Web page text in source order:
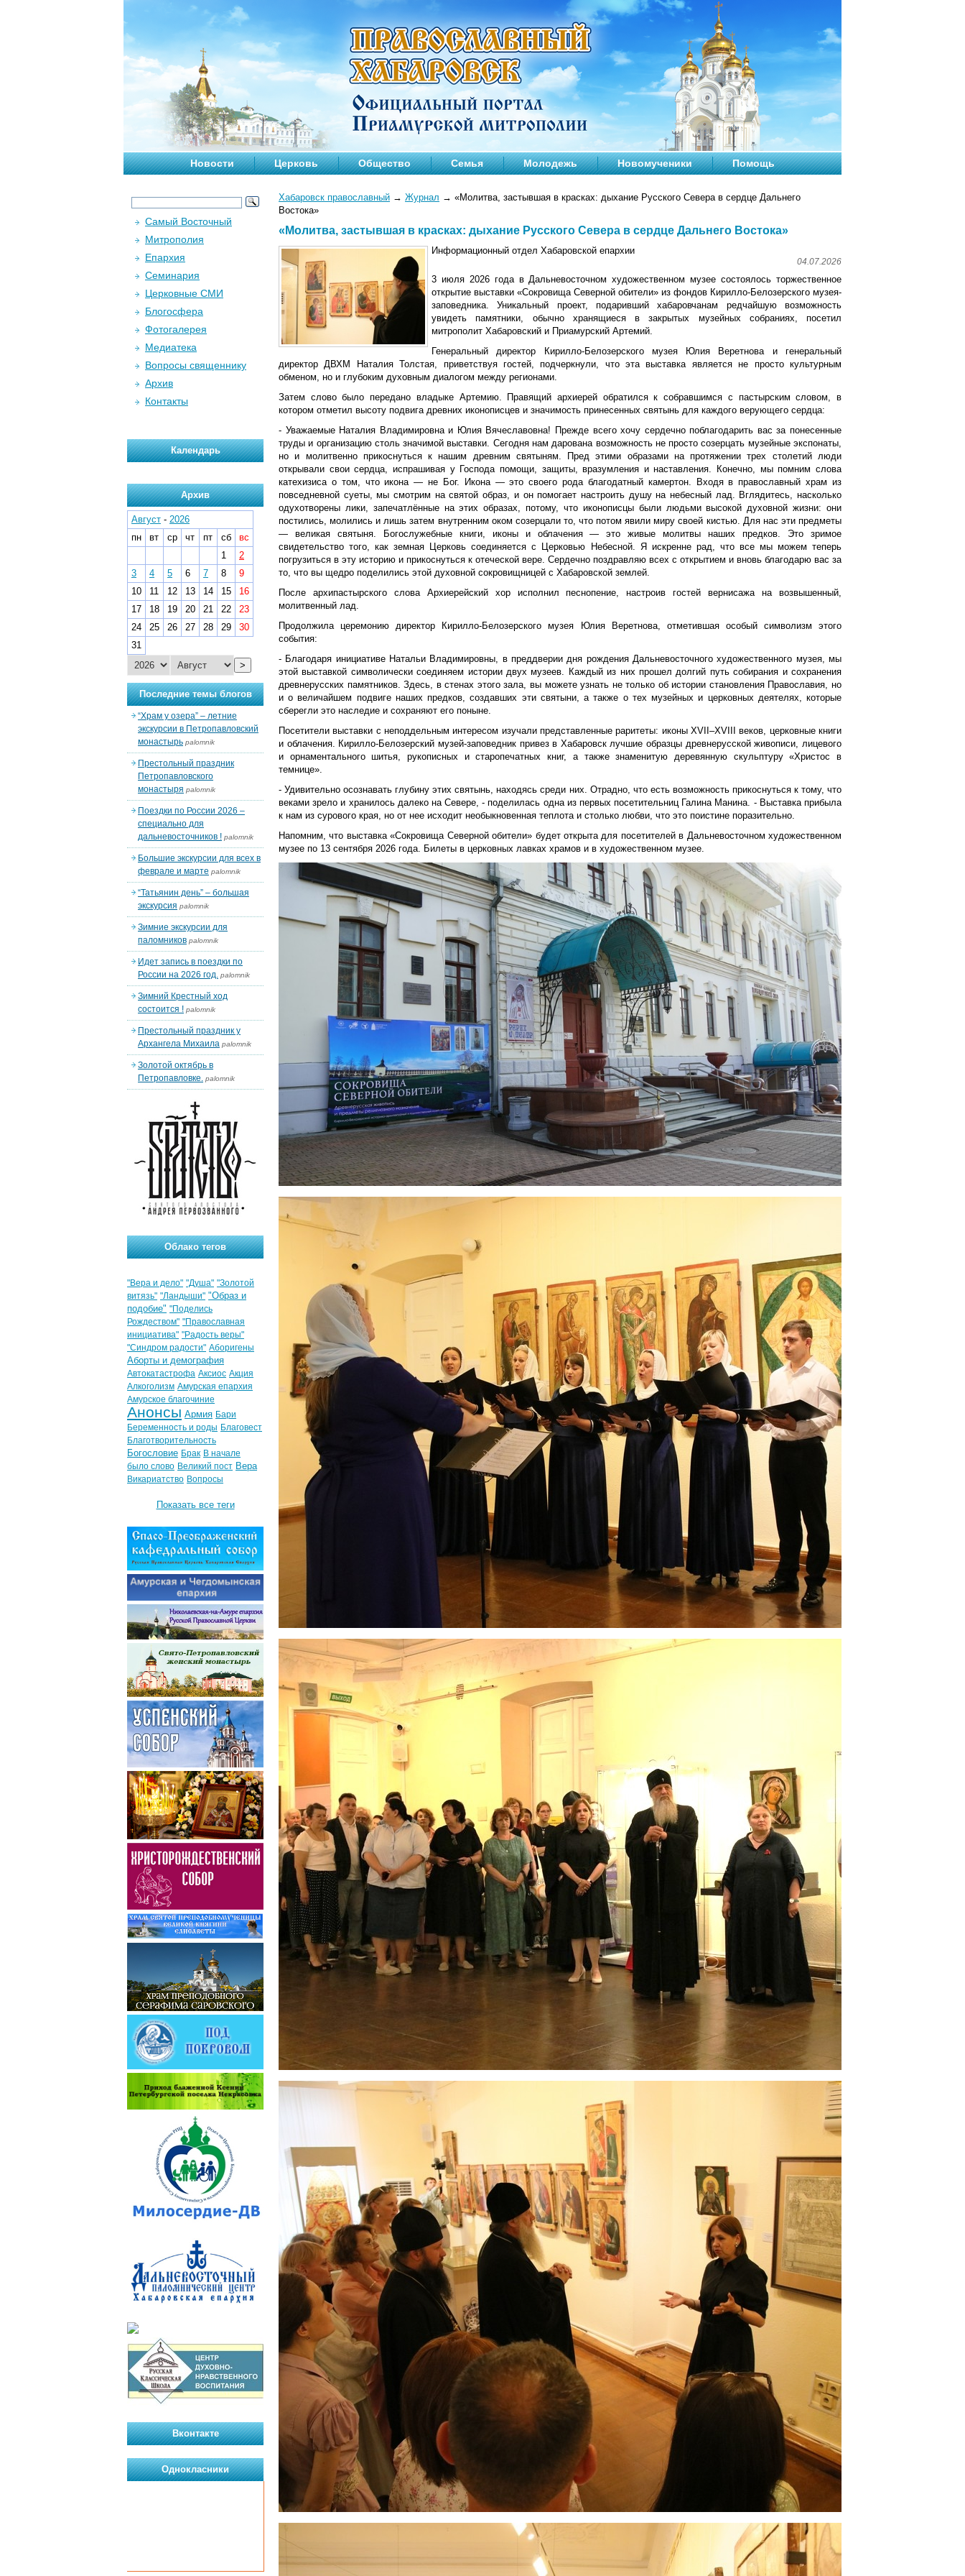
Новости Церковь Общество Семья Молодежь Новомученики Помощь
Хабаровск православный → Журнал → «Молитва, застывшая в красках: дыхание Русского Севера в сердце Дальнего
Востока»
«Молитва, застывшая в красках: дыхание Русского Севера в сердце Дальнего Востока»
Информационный отдел Хабаровской епархии
04.07.2026
3 июля 2026 года в Дальневосточном художественном музее состоялось торжественное
открытие выставки «Сокровища Северной обители» из фондов Кирилло-Белозерского музея-
заповедника. Уникальный проект, подаривший хабаровчанам редчайшую возможность
увидеть памятники, обычно хранящиеся в закрытых музейных собраниях, посетил
митрополит Хабаровский и Приамурский Артемий.
Генеральный директор Кирилло-Белозерского музея Юлия Веретнова и генеральный
директор ДВХМ Наталия Толстая, приветствуя гостей, подчеркнули, что эта выставка является не просто культурным
обменом, но и глубоким духовным диалогом между регионами.
Затем слово было передано владыке Артемию. Правящий архиерей обратился к собравшимся с пастырским словом, в
котором отметил высоту подвига древних иконописцев и значимость принесенных святынь для каждого верующего сердца:
- Уважаемые Наталия Владимировна и Юлия Вячеславовна! Прежде всего хочу сердечно поблагодарить вас за понесенные
труды и организацию столь значимой выставки. Сегодня нам дарована возможность не просто созерцать музейные экспонаты,
но и молитвенно прикоснуться к нашим древним святыням. Пред этими образами на протяжении трех столетий люди
открывали свои сердца, испрашивая у Господа помощи, защиты, вразумления и наставления. Конечно, мы помним слова
катехизиса о том, что икона — не Бог. Икона — это своего рода благодатный камертон. Входя в православный храм из
повседневной суеты, мы смотрим на святой образ, и он помогает настроить душу на небесный лад. Вглядитесь, насколько
одухотворены лики, запечатлённые на этих образах, потому, что иконописцы были людьми высокой духовной жизни: они
постились, молились и лишь затем внутренним оком созерцали то, что потом явили миру своей кистью. Для нас эти предметы
— великая святыня. Богослужебные книги, иконы и облачения — это живые молитвы наших предков. Это зримое
свидетельство того, как земная Церковь соединяется с Церковью Небесной. Я искренне рад, что все мы можем теперь
погрузиться в эту историю и прикоснуться к отеческой вере. Сердечно поздравляю всех с открытием и вновь благодарю вас за
то, что вы щедро поделились этой духовной сокровищницей с Хабаровской землей.
После архипастырского слова Архиерейский хор исполнил песнопение, настроив гостей вернисажа на возвышенный,
молитвенный лад.
Продолжила церемонию директор Кирилло-Белозерского музея Юлия Веретнова, отметившая особый символизм этого
события:
- Благодаря инициативе Натальи Владимировны, в преддверии дня рождения Дальневосточного художественного музея, мы
этой выставкой символически соединяем истории двух музеев. Каждый из них прошел долгий путь собирания и сохранения
древнерусских памятников. Здесь, в стенах этого зала, вы можете узнать не только об истории становления Православия, но
и о величайшем подвиге наших предков, создавших эти святыни, а также о тех музейных и церковных деятелях, которые
сберегли это наследие и сохраняют его поныне.
Посетители выставки с неподдельным интересом изучали представленные раритеты: иконы XVII–XVIII веков, церковные книги
и облачения. Кирилло-Белозерский музей-заповедник привез в Хабаровск лучшие образцы древнерусской живописи, лицевого
и орнаментального шитья, рукописных и старопечатных книг, а также знаменитую деревянную скульптуру «Христос в
темнице».
- Удивительно осознавать глубину этих святынь, находясь среди них. Отрадно, что есть возможность прикоснуться к тому, что
веками зрело и хранилось далеко на Севере, - поделилась одна из первых посетительниц Галина Манина. - Выставка прибыла
к нам из сурового края, но от нее исходит необыкновенная теплота и столько любви, что это поистине поразительно.
Напомним, что выставка «Сокровища Северной обители» будет открыта для посетителей в Дальневосточном художественном
музее по 13 сентября 2026 года. Билеты в церковных лавках храмов и в художественном музее.
Самый Восточный
Митрополия
Епархия
Семинария
Церковные СМИ
Блогосфера
Фотогалерея
Медиатека
Вопросы священнику
Архив
Контакты
Календарь
Архив
Август - 2026
пн
вт ср чт пт сб
вс
1
2
3
4 5 6 7 8
9
10
11 12 13 14 15
16
17
18 19 20 21 22
23
24
25 26 27 28 29
30
31
>
Последние темы блогов
“Храм у озера” – летние
экскурсии в Петропавловский
монастырь palomnik
Престольный праздник
Петропавловского
монастыря palomnik
Поездки по России 2026 –
специально для
дальневосточников ! palomnik
Большие экскурсии для всех в
феврале и марте palomnik
“Татьянин день” – большая
экскурсия palomnik
Зимние экскурсии для
паломников palomnik
Идет запись в поездки по
России на 2026 год. palomnik
Зимний Крестный ход
состоится ! palomnik
Престольный праздник у
Архангела Михаила palomnik
Золотой октябрь в
Петропавловке. palomnik
Облако тегов
"Вера и дело" "Душа" "Золотой
витязь" "Ландыши" "Образ и
подобие" "Поделись
Рождеством" "Православная
инициатива" "Радость веры"
"Синдром радости" Аборигены
Аборты и демография
Автокатастрофа Аксиос Акция
Алкоголизм Амурская епархия
Амурское благочиние
Анонсы Армия Бари
Беременность и роды Благовест
Благотворительность
Богословие Брак В начале
было слово Великий пост Вера
Викариатство Вопросы
Показать все теги
Вконтакте
Однокласники